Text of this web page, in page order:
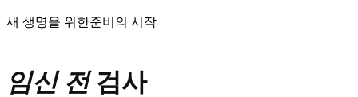
새 생명을 위한준비의 시작
임신 전검사